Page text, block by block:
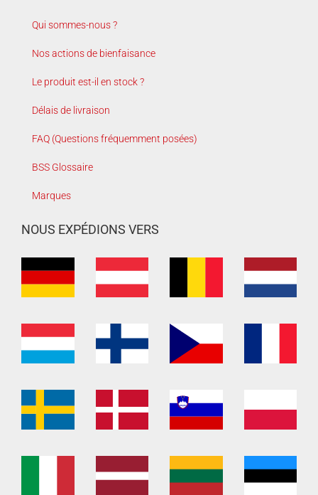
Qui sommes-nous ?
Nos actions de bienfaisance
Le produit est-il en stock ?
Délais de livraison
FAQ (Questions fréquemment posées)
BSS Glossaire
Marques
NOUS EXPÉDIONS VERS